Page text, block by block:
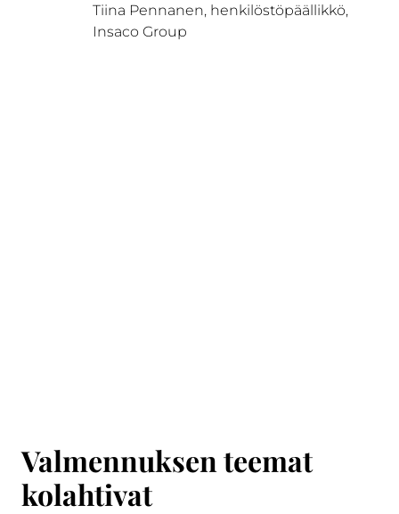
Tiina Pennanen, henkilöstöpäällikkö,
Insaco Group
Valmennuksen teemat
kolahtivat